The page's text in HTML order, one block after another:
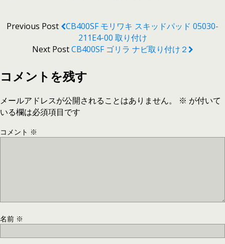
Previous Post
CB400SF モリワキ スキッドパッド 05030-
211E4-00 取り付け
Next PostCB400SF ゴリラ ナビ取り付け２
コメントを残す
メールアドレスが公開されることはありません。 ※ が付いて
いる欄は必須項目です
コメント ※
名前 ※